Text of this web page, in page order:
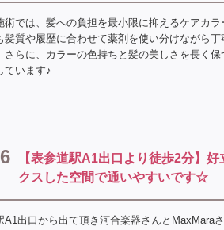
術では、髪への負担を最小限に抑えるケアカ
髪質や履歴に合わせて薬剤を使い分けながら
さらに、カラーの色持ちと髪の美しさを長く
ています♪
6
【表参道駅A1出口より徒歩2分】
クスした空間で通いやすいです☆
A1出口から出て頂き河合楽器さんとMaxMara